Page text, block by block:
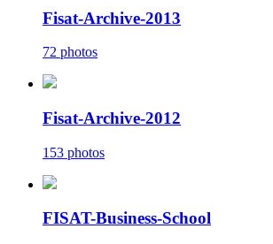
Fisat-Archive-2013
72 photos
Fisat-Archive-2012
153 photos
FISAT-Business-School